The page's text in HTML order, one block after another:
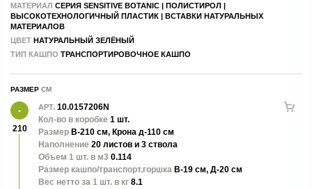
МАТЕРИАЛ СЕРИЯ SENSITIVE BOTANIC | ПОЛИСТИРОЛ |
ВЫСОКОТЕХНОЛОГИЧНЫЙ ПЛАСТИК | ВСТАВКИ НАТУРАЛЬНЫХ
МАТЕРИАЛОВ
ЦВЕТ НАТУРАЛЬНЫЙ ЗЕЛЁНЫЙ
ТИП КАШПО ТРАНСПОРТИРОВОЧНОЕ КАШПО
РАЗМЕР
210
АРТ. 10.0157206N
Кол-во в коробке 1 шт.
Размер В-210 см, Крона д-110 см
Наполнение 20 листов и 3 ствола
Объем 1 шт. в м3 0.114
Размер кашпо/транспорт.горшка В-19 см, Д-20 см
Вес нетто за 1 шт. в кг 8.1